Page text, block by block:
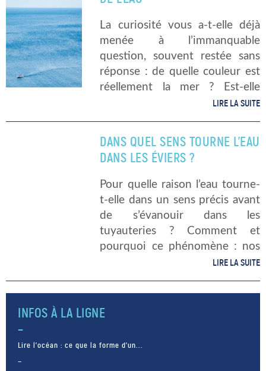
profondeur extrême […]
La curiosité vous a-t-elle déjà
menée à l’immanquable
question, souvent restée sans
réponse : de quelle couleur est
réellement la mer ? Est-elle
bleue, ou est-elle transparente ?
[…]
LIRE LA SUITE
DANS QUEL SENS TOURNE L’EAU
DANS LES ÉVIERS ?
Pour quelle raison l’eau tourne-
t-elle dans un sens précis avant
de s’évanouir dans les
tuyauteries ? Comment et
pourquoi ce phénomène : nos
éléments de réponse ! Un sens
géographique ? Il y a une chose
[…]
LIRE LA SUITE
INFOS À LA LIGNE
Lire l’océan : ce que la forme d’un...